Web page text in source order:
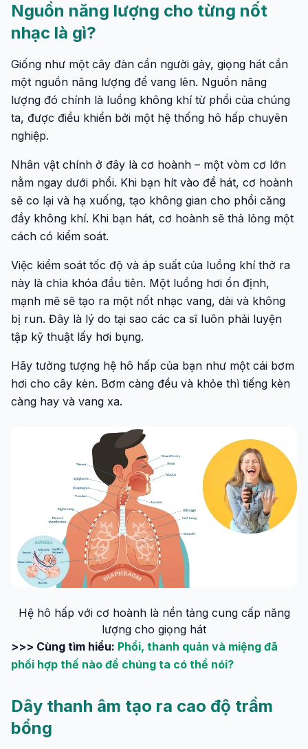
Nguồn năng lượng cho từng nốt
nhạc là gì?
Giống như một cây đàn cần người gảy, giọng hát cần
một nguồn năng lượng để vang lên. Nguồn năng
lượng đó chính là luồng không khí từ phổi của chúng
ta, được điều khiển bởi một hệ thống hô hấp chuyên
nghiệp.
Nhân vật chính ở đây là cơ hoành – một vòm cơ lớn
nằm ngay dưới phổi. Khi bạn hít vào để hát, cơ hoành
sẽ co lại và hạ xuống, tạo không gian cho phổi căng
đầy không khí. Khi bạn hát, cơ hoành sẽ thả lỏng một
cách có kiểm soát.
Việc kiểm soát tốc độ và áp suất của luồng khí thở ra
này là chìa khóa đầu tiên. Một luồng hơi ổn định,
mạnh mẽ sẽ tạo ra một nốt nhạc vang, dài và không
bị run. Đây là lý do tại sao các ca sĩ luôn phải luyện
tập kỹ thuật lấy hơi bụng.
Hãy tưởng tượng hệ hô hấp của bạn như một cái bơm
hơi cho cây kèn. Bơm càng đều và khỏe thì tiếng kèn
càng hay và vang xa.
Hệ hô hấp với cơ hoành là nền tảng cung cấp năng
lượng cho giọng hát
>>> Cùng tìm hiểu: Phổi, thanh quản và miệng đã
phối hợp thế nào để chúng ta có thể nói?
Dây thanh âm tạo ra cao độ trầm
bổng